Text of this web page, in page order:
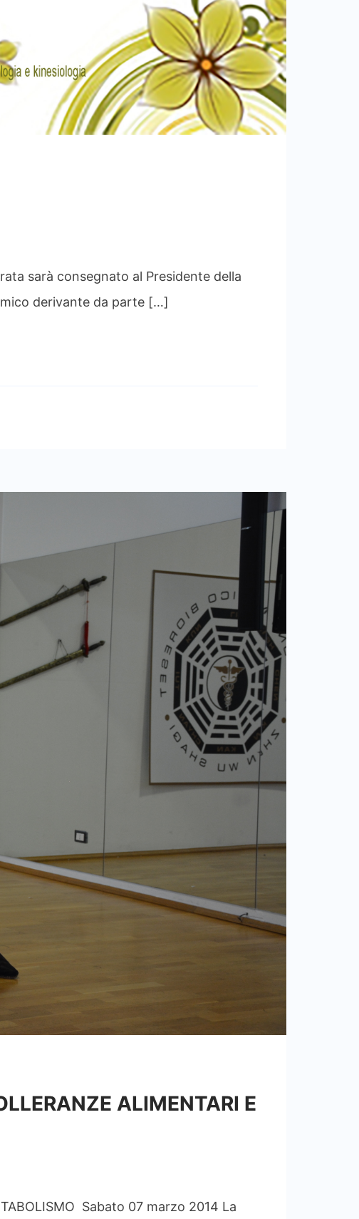
sarà consegnato al Presidente della
derivante da parte […]
ALIMENTARI E
Sabato 07 marzo 2014 La